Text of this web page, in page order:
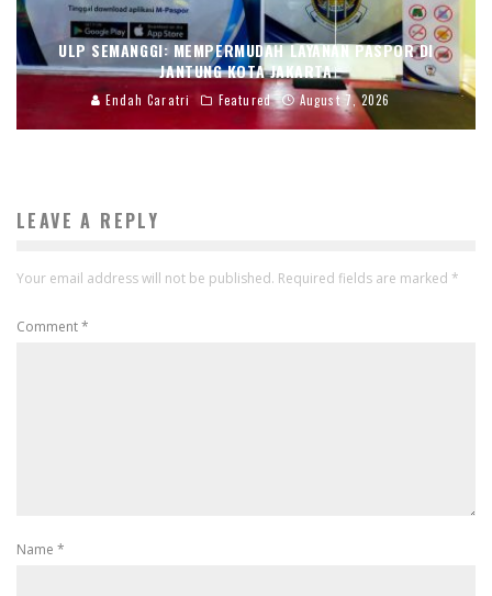
ULP SEMANGGI: MEMPERMUDAH LAYANAN PASPOR DI
JANTUNG KOTA JAKARTA
Endah Caratri Featured August 7, 2026
LEAVE A REPLY
Your email address will not be published. Required fields are marked *
Comment*
Name *